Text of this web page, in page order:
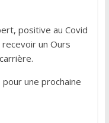
positive au Covid
recevoir un Ours
une prochaine